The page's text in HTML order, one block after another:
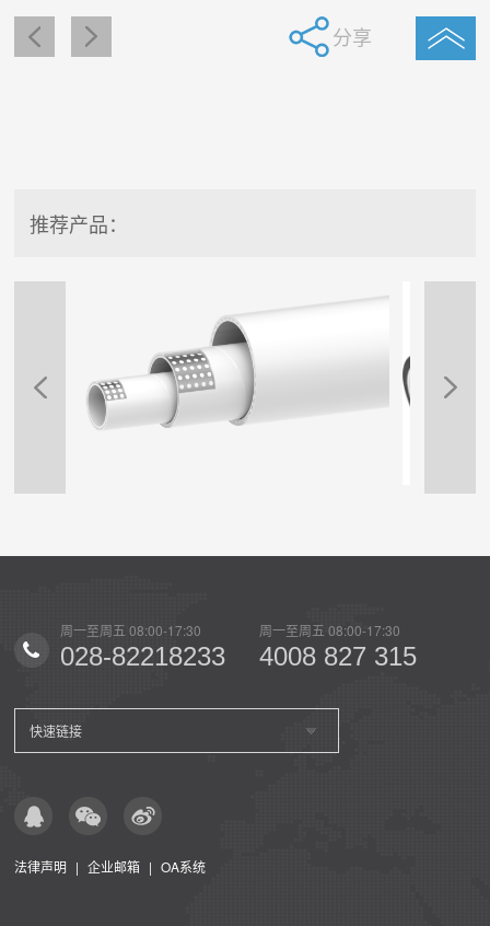
分享
推荐产品：
周一至周五 08:00-17:30
028-82218233
周一至周五 08:00-17:30
4008 827 315
快速链接
法律声明 | 企业邮箱 | OA系统